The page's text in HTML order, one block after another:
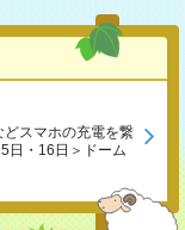
どスマホの充電を繋
日・16日＞ドーム